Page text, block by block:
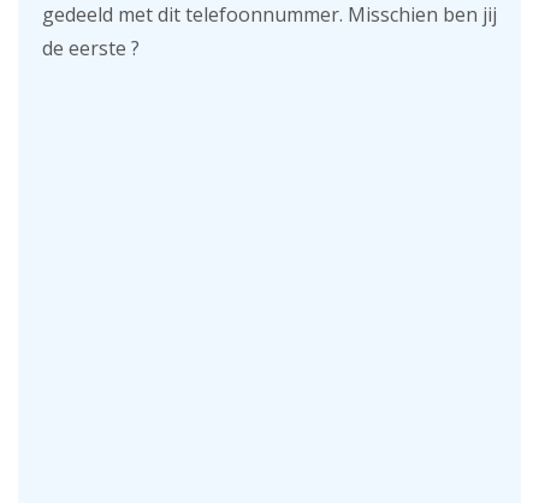
gedeeld met dit telefoonnummer. Misschien ben jij
de eerste ?